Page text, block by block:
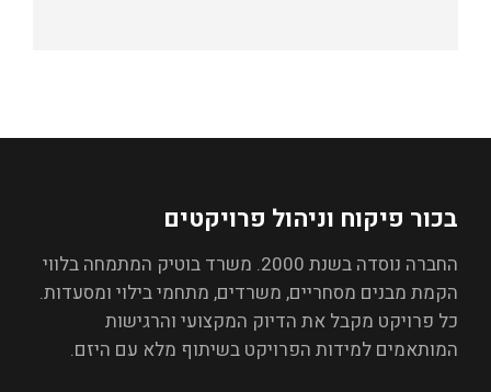
בכור פיקוח וניהול פרויקטים
החברה נוסדה בשנת 2000. משרד בוטיק המתמחה בלווי
הקמת מבנים מסחריים, משרדים, מתחמי בילוי ומסעדות.
כל פרויקט מקבל את הדיוק המקצועי והרגישות
המותאמים למידות הפרויקט בשיתוף מלא עם היזם.